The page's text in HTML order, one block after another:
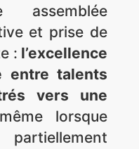
assemblée
et prise de
: l’excellence
entre talents
vers une
lorsque